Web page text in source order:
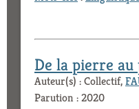
De la pierre
Auteur(s) : Collectif,
Parution : 2020